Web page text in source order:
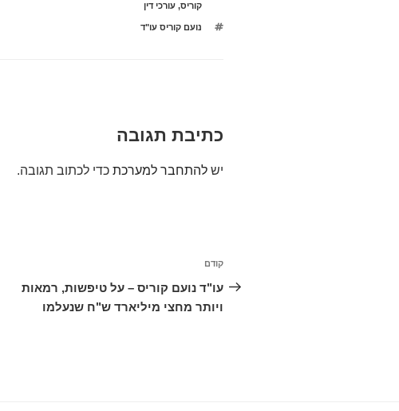
קוריס,עורכי דין
תגיות
נועם קוריס עו"ד
כתיבת תגובה
יש להתחבר למערכת כדי לכתוב תגובה.
ניווט
הפוסט
הקודם
קודם
עו"ד נועם קוריס – על טיפשות, רמאות
ויותר מחצי מיליארד ש"ח שנעלמו